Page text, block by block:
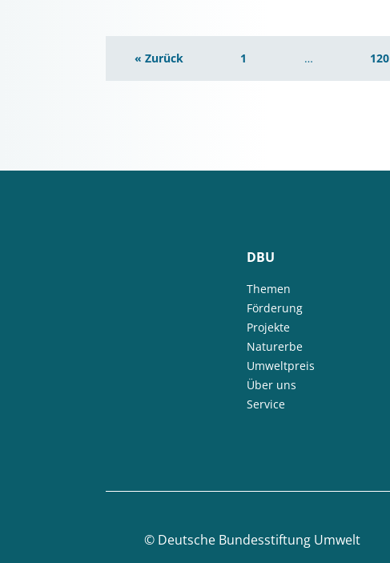
« Zurück 1 … 120
DBU
Themen
Förderung
Projekte
Naturerbe
Umweltpreis
Über uns
Service
© Deutsche Bundesstiftung Umwelt